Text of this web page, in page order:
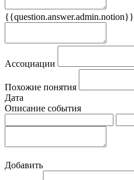
{{question.answer.admin.notion}}
Ассоциации
Похожие понятия
Дата
Описание события
Добавить